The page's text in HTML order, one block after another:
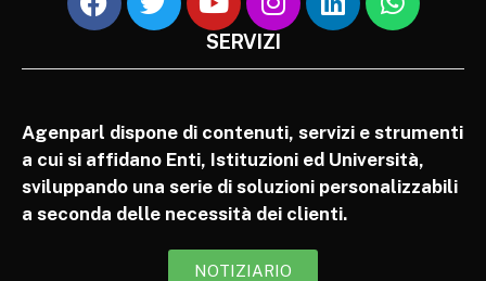
SERVIZI
Agenparl dispone di contenuti, servizi e strumenti
a cui si affidano Enti, Istituzioni ed Università,
sviluppando una serie di soluzioni personalizzabili
a seconda delle necessità dei clienti.
NOTIZIARIO